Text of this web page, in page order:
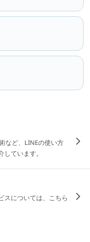
など、LINEの使い方
ています。
スについては、こちら